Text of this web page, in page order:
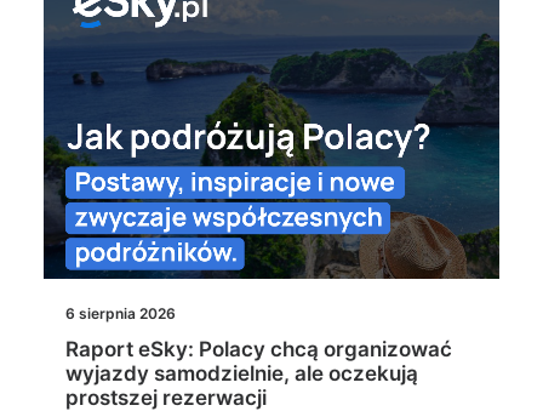
6 sierpnia 2026
Raport eSky: Polacy chcą organizować
wyjazdy samodzielnie, ale oczekują
prostszej rezerwacji